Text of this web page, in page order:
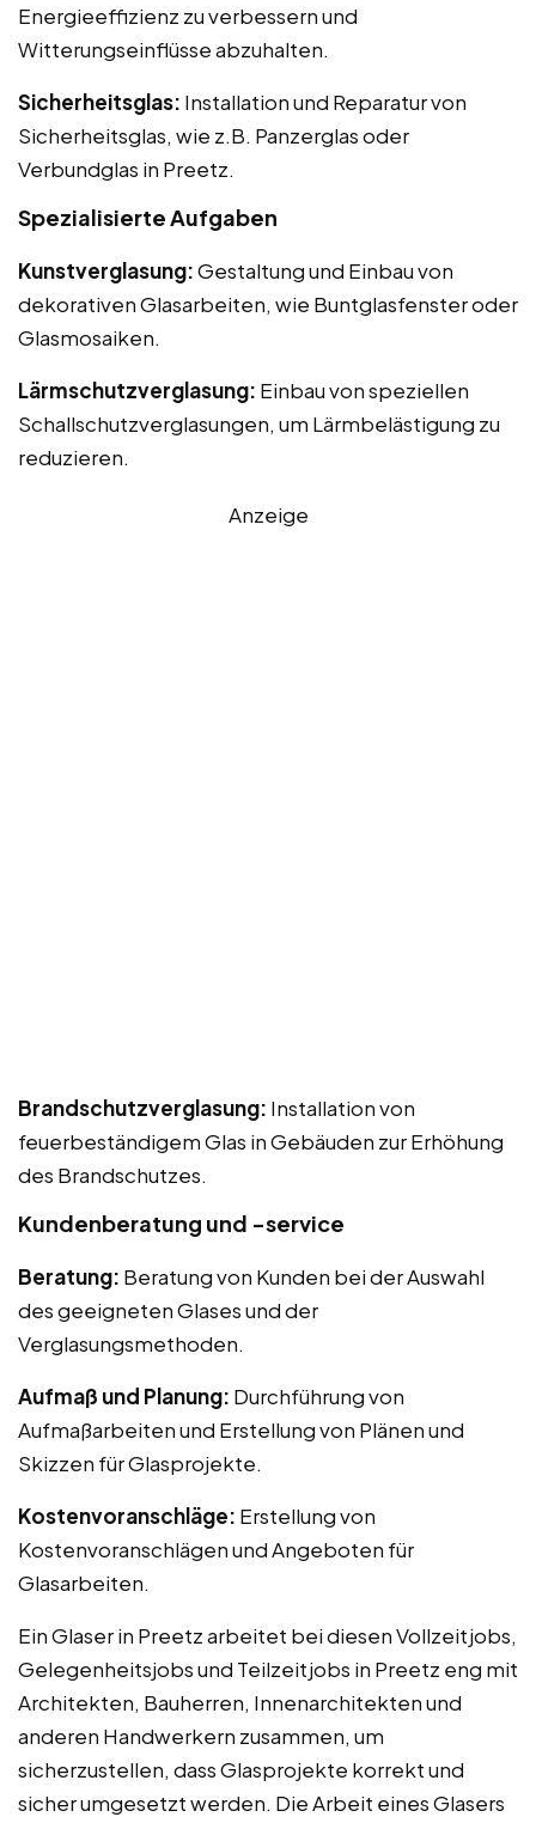
Energieeffizienz zu verbessern und
Witterungseinflüsse abzuhalten.
Sicherheitsglas: Installation und Reparatur von
Sicherheitsglas, wie z.B. Panzerglas oder
Verbundglas in Preetz.
Spezialisierte Aufgaben
Kunstverglasung:Gestaltung und Einbau von
dekorativen Glasarbeiten, wie Buntglasfenster oder
Glasmosaiken.
Lärmschutzverglasung: Einbau von speziellen
Schallschutzverglasungen, um Lärmbelästigung zu
reduzieren.
Anzeige
Brandschutzverglasung: Installation von
feuerbeständigem Glas in Gebäuden zur Erhöhung
des Brandschutzes.
Kundenberatung und -service
Beratung: Beratung von Kunden bei der Auswahl
des geeigneten Glases und der
Verglasungsmethoden.
Aufmaß und Planung: Durchführung von
Aufmaßarbeiten und Erstellung von Plänen und
Skizzen für Glasprojekte.
Kostenvoranschläge: Erstellung von
Kostenvoranschlägen und Angeboten für
Glasarbeiten.
Ein Glaser in Preetz arbeitet bei diesen Vollzeitjobs,
Gelegenheitsjobs und Teilzeitjobs in Preetz eng mit
Architekten, Bauherren, Innenarchitekten und
anderen Handwerkern zusammen, um
sicherzustellen, dass Glasprojekte korrekt und
sicher umgesetzt werden. Die Arbeit eines Glasers